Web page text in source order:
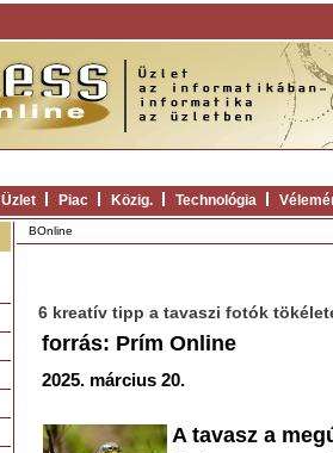
Üzlet Piac Közig. Technológia
BOnline
6 kreatív tipp a tavaszi fotók
forrás: Prím Online
2025. március 20.
A tavasz a